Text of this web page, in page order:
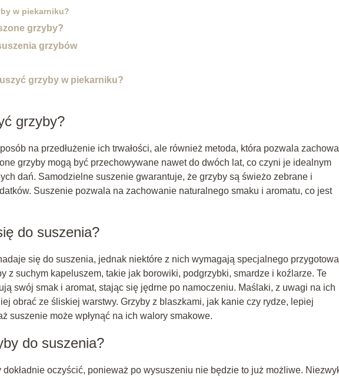
w piekarniku?
grzyby?
grzybów
grzyby w piekarniku?
grzyby?
na przedłużenie ich trwałości, ale również metoda, która pozwala
grzyby mogą być przechowywane nawet do dwóch lat, co czyni je idealnym
dań. Samodzielne suszenie gwarantuje, że grzyby są świeżo zebrane i
Suszenie pozwala na zachowanie naturalnego smaku i aromatu, co jest
do suszenia?
się do suszenia, jednak niektóre z nich wymagają specjalnego
z suchym kapeluszem, takie jak borowiki, podgrzybki, smardze i koźlarze. Te
swój smak i aromat, stając się jędrne po namoczeniu. Maślaki, z uwagi na ich
obrać ze śliskiej warstwy. Grzyby z blaszkami, jak kanie czy rydze, lepiej
suszenie może wpłynąć na ich walory smakowe.
do suszenia?
oczyścić, ponieważ po wysuszeniu nie będzie to już możliwe.